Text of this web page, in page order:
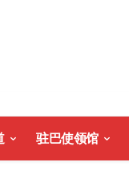
驻巴使领馆